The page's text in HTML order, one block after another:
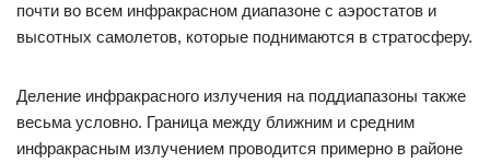
почти во всем инфракрасном диапазоне с аэростатов и
высотных самолетов, которые поднимаются в стратосферу.
Деление инфракрасного излучения на поддиапазоны также
весьма условно. Граница между ближним и средним
инфракрасным излучением проводится примерно в районе